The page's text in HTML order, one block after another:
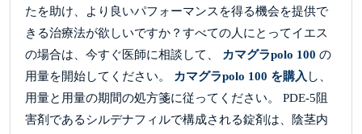
たを助け、より良いパフォーマンスを得る機会を提供で
きる治療法が欲しいですか？すべての人にとってイエス
の場合は、今すぐ医師に相談して、
カマグラpolo 100 の
用量を開始してください。
カマグラpolo 100 を購入 し、
用量と用量の期間の処方箋に従ってください。 PDE-5阻
害剤であるシルデナフィルで構成される錠剤は、陰茎内